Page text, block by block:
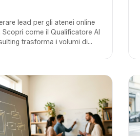
lead per gli atenei online
come il Qualificatore AI
trasforma i volumi di